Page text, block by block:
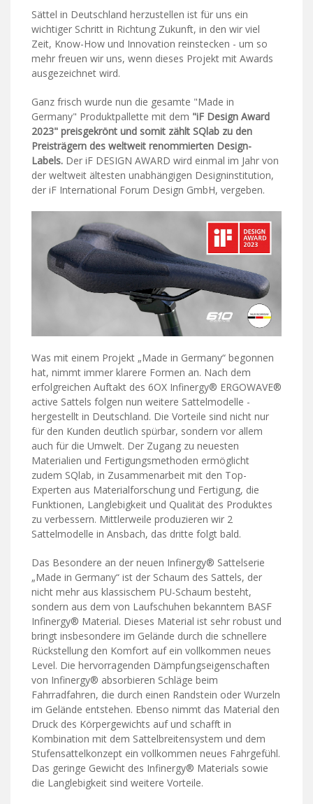
Sättel in Deutschland herzustellen ist für uns ein
wichtiger Schritt in Richtung Zukunft, in den wir viel
Zeit, Know-How und Innovation reinstecken - um so
mehr freuen wir uns, wenn dieses Projekt mit Awards
ausgezeichnet wird.
Ganz frisch wurde nun die gesamte "Made in
Germany" Produktpallette mit dem "iF Design Award
2023" preisgekrönt und somit zählt SQlab zu den
Preisträgern des weltweit renommierten Design-
Labels. Der iF DESIGN AWARD wird einmal im Jahr von
der weltweit ältesten unabhängigen Designinstitution,
der iF International Forum Design GmbH, vergeben.
Was mit einem Projekt „Made in Germany“ begonnen
hat, nimmt immer klarere Formen an. Nach dem
erfolgreichen Auftakt des 6OX Infinergy® ERGOWAVE®
active Sattels folgen nun weitere Sattelmodelle -
hergestellt in Deutschland. Die Vorteile sind nicht nur
für den Kunden deutlich spürbar, sondern vor allem
auch für die Umwelt. Der Zugang zu neuesten
Materialien und Fertigungsmethoden ermöglicht
zudem SQlab, in Zusammenarbeit mit den Top-
Experten aus Materialforschung und Fertigung, die
Funktionen, Langlebigkeit und Qualität des Produktes
zu verbessern. Mittlerweile produzieren wir 2
Sattelmodelle in Ansbach, das dritte folgt bald.
Das Besondere an der neuen Infinergy® Sattelserie
„Made in Germany“ ist der Schaum des Sattels, der
nicht mehr aus klassischem PU-Schaum besteht,
sondern aus dem von Laufschuhen bekanntem BASF
Infinergy® Material. Dieses Material ist sehr robust und
bringt insbesondere im Gelände durch die schnellere
Rückstellung den Komfort auf ein vollkommen neues
Level. Die hervorragenden Dämpfungseigenschaften
von Infinergy® absorbieren Schläge beim
Fahrradfahren, die durch einen Randstein oder Wurzeln
im Gelände entstehen. Ebenso nimmt das Material den
Druck des Körpergewichts auf und schafft in
Kombination mit dem Sattelbreitensystem und dem
Stufensattelkonzept ein vollkommen neues Fahrgefühl.
Das geringe Gewicht des Infinergy® Materials sowie
die Langlebigkeit sind weitere Vorteile.